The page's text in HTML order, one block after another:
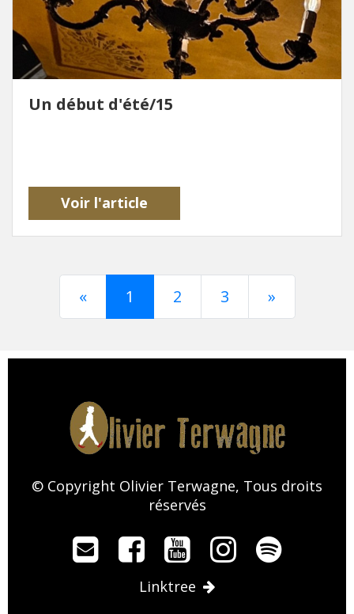
Un début d'été/15
Voir l'article
«Previous
1 2 3 »Next
© Copyright Olivier Terwagne, Tous droits
réservés
Linktree